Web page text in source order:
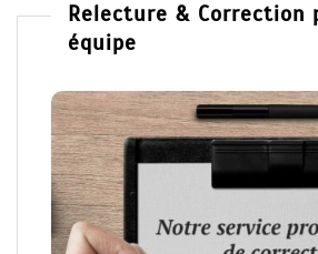
Relecture & Correction
équipe